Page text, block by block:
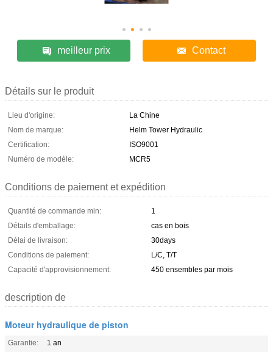
meilleur prix Contact
Détails sur le produit
Lieu d'origine:
La Chine
Nom de marque:
Helm Tower Hydraulic
Certification:
ISO9001
Numéro de modèle:
MCR5
Conditions de paiement et expédition
Quantité de commande min:
1
Détails d'emballage:
cas en bois
Délai de livraison:
30days
Conditions de paiement:
L/C, T/T
Capacité d'approvisionnement:
450 ensembles par mois
description de
Moteur hydraulique de piston
Garantie:
1 an